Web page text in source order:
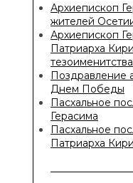
Архиепископ
жителей
Архиепископ
Патриарха
тезоименитства
Поздравление
Днем Победы
Пасхальное
Герасима
Пасхальное
Патриарха